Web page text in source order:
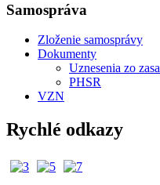
Samospráva
Zloženie samosprávy
Dokumenty
Uznesenia zo
PHSR
VZN
Rychlé odkazy